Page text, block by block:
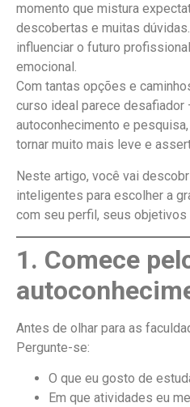
momento que mistura
descobertas e muitas
influenciar o futuro
emocional.
Com tantas opções e
curso ideal parece desafiador
autoconhecimento e
tornar muito mais leve e
Neste artigo, você vai
inteligentes para escolher a
com seu perfil, seus objetivos
1. Comece
Antes de olhar para as
Pergunte-se:
O que eu gosto de
Em que atividades eu